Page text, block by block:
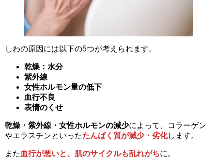
しわの原因には以下の5つが考えられます。
乾燥：水分
紫外線
女性ホルモン量の低下
血行不良
表情のくせ
乾燥・紫外線・女性ホルモンの減少によって、コラーゲン
やエラスチンといったたんぱく質が減少・劣化します。
また 血行が悪いと、肌のサイクルも乱れがちに。